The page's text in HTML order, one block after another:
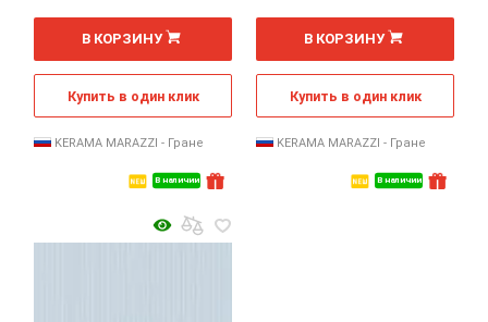
В наличии
м
В КОРЗИНУ
Купить в один клик
KERAMA MARAZZI - Гране
В наличии
м
В КОРЗИНУ
Купить в один клик
KERAMA MARAZZI - Гране